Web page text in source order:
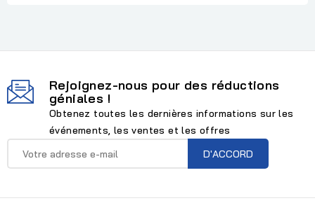
Rejoignez-nous pour des réductions
géniales !
Obtenez toutes les dernières informations sur les
événements, les ventes et les offres